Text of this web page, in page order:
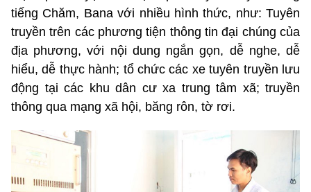
tiếng Chăm, Bana với nhiều hình thức, như: Tuyên
truyền trên các phương tiện thông tin đại chúng của
địa phương, với nội dung ngắn gọn, dễ nghe, dễ
hiểu, dễ thực hành; tổ chức các xe tuyên truyền lưu
động tại các khu dân cư xa trung tâm xã; truyền
thông qua mạng xã hội, băng rôn, tờ rơi.